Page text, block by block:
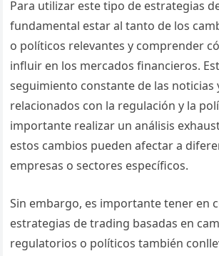
Para utilizar este tipo de estrategias
fundamental estar al tanto de los
o políticos relevantes y comprender
influir en los mercados financieros.
seguimiento constante de las noticias
relacionados con la regulación y la
importante realizar un análisis
estos cambios pueden afectar a
empresas o sectores específicos.
Sin embargo, es importante tener en
estrategias de trading basadas en
regulatorios o políticos también